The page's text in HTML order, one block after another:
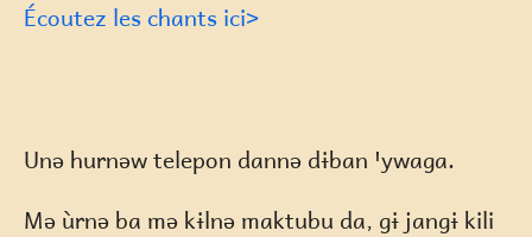
Écoutez les chants ici>
Unə hurnəw telepon dannə dɨban ꞌywaga.
Mə ùrnə ba mə kɨlnə maktubu da, gɨ jangɨ kili